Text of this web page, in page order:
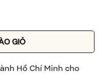
GIỎ
Hồ Chí Minh cho